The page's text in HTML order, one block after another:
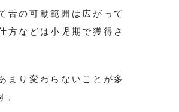
舌の可動範囲は広がって
方などは小児期で獲得さ
まり変わらないことが多
。